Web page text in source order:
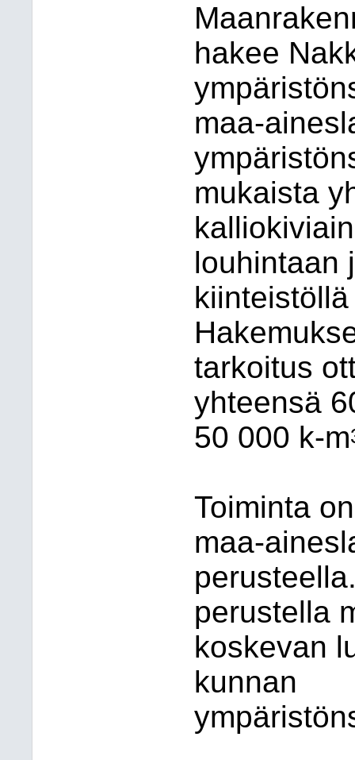
hakee
maa-
mukaista
louhintaan
tarkoitus
yhteensä
50 000 k-m
Toiminta
maa-
perustella
koskevan
kunnan